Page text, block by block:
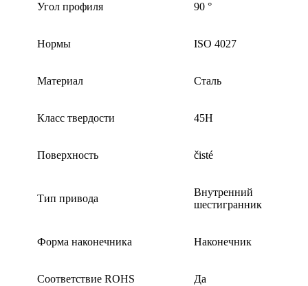
Угол профиля 90 °
Нормы ISO 4027
Материал Сталь
Класс твердости 45H
Поверхность čisté
Тип привода
Внутренний
шестигранник
Форма наконечника Наконечник
Соответствие ROHS Да